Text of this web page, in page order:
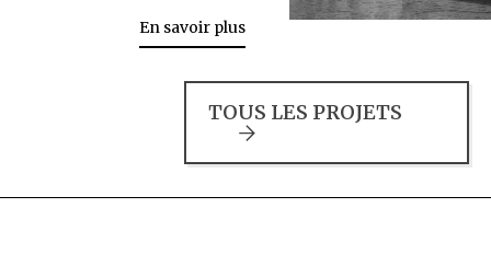
En savoir plus
TOUS LES PROJETS